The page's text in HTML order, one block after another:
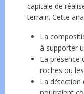
capitale de
terrain. Cette
La
à supporter
La présence
roches ou
La détection